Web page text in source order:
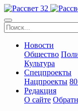
Новости
Общество
Культура
Спецпроекты
Нацпроекты
Редакция
О сайте